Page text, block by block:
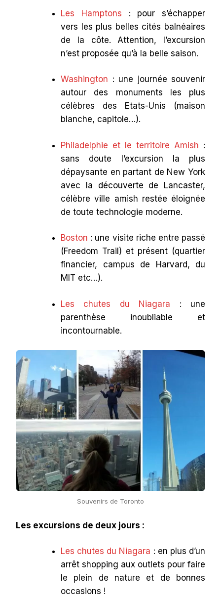
Les Hamptons : pour s’échapper
vers les plus belles cités balnéaires
de la côte. Attention, l’excursion
n’est proposée qu’à la belle saison.
Washington : une journée souvenir
autour des monuments les plus
célèbres des Etats-Unis (maison
blanche, capitole…).
Philadelphie et le territoire Amish :
sans doute l’excursion la plus
dépaysante en partant de New York
avec la découverte de Lancaster,
célèbre ville amish restée éloignée
de toute technologie moderne.
Boston : une visite riche entre passé
(Freedom Trail) et présent (quartier
financier, campus de Harvard, du
MIT etc…).
Les chutes du Niagara : une
parenthèse inoubliable et
incontournable.
Souvenirs de Toronto
Les excursions de deux jours :
Les chutes du Niagara : en plus d’un
arrêt shopping aux outlets pour faire
le plein de nature et de bonnes
occasions !